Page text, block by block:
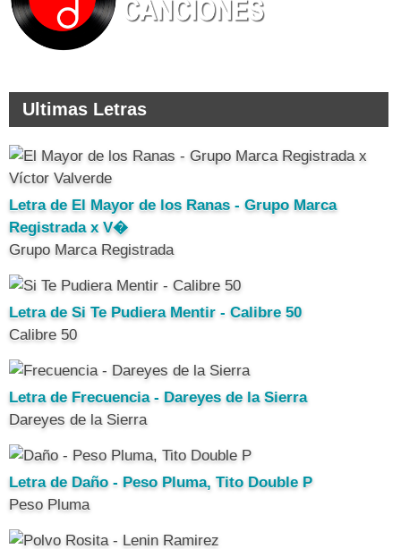
Ultimas Letras
Letra de El Mayor de los Ranas - Grupo Marca
Registrada x V�
Grupo Marca Registrada
Letra de Si Te Pudiera Mentir - Calibre 50
Calibre 50
Letra de Frecuencia - Dareyes de la Sierra
Dareyes de la Sierra
Letra de Daño - Peso Pluma, Tito Double P
Peso Pluma